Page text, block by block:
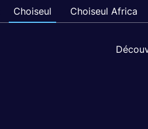
Choiseul Choiseul Africa